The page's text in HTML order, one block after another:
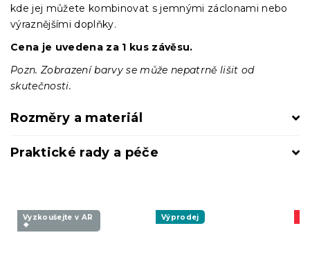
kde jej můžete kombinovat s jemnými záclonami nebo
výraznějšími doplňky.
Cena je uvedena za 1 kus závěsu.
Pozn. Zobrazení barvy se může nepatrně lišit od
skutečnosti.
Rozměry a materiál
Praktické rady a péče
Vyzkoušejte v AR
❖
Výprodej